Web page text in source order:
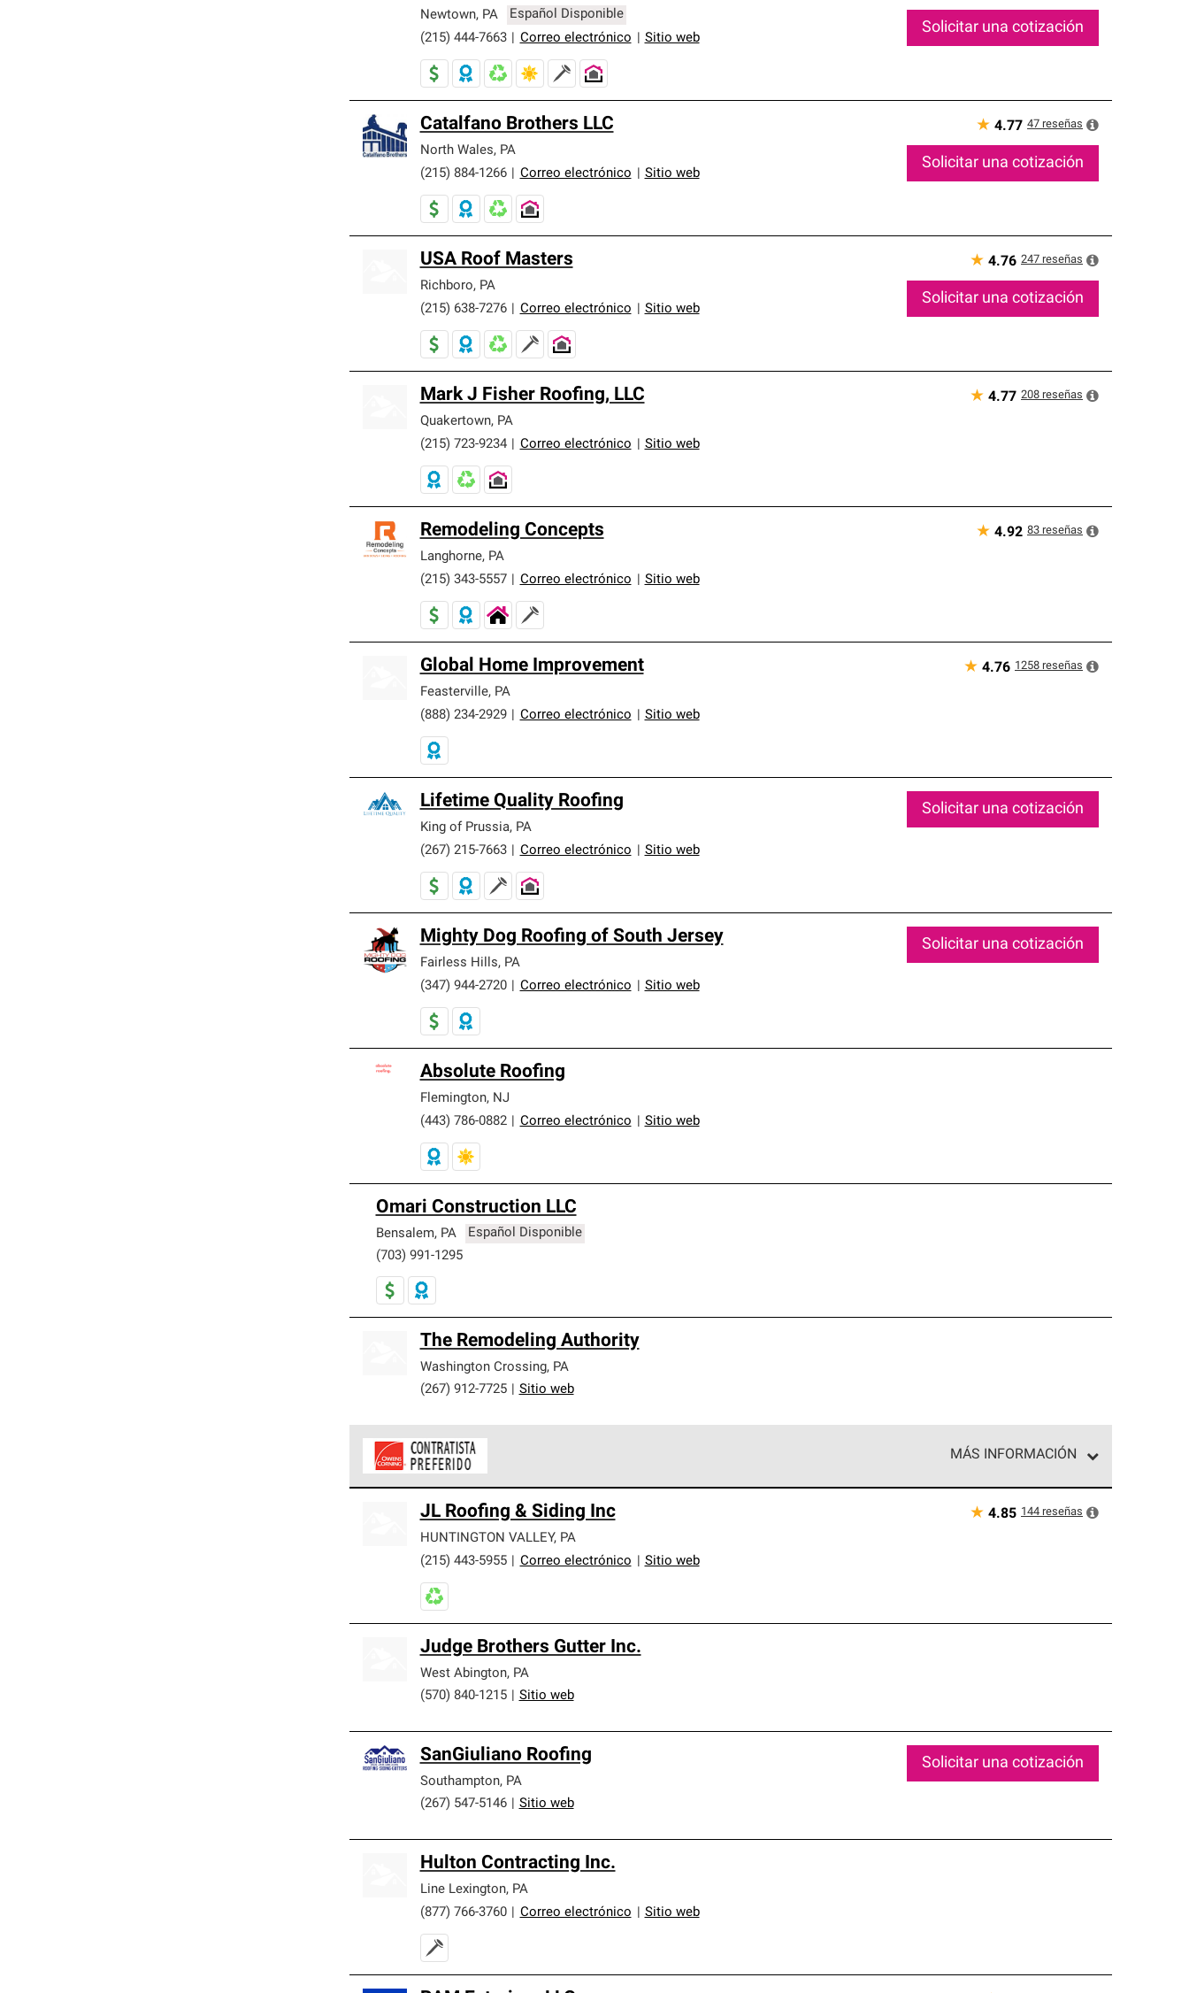
Newtown, PA
Español Disponible
(215) 444-7663
Correo electrónico Sitio web
Solicitar una cotización
Catalfano Brothers LLC
North Wales, PA
(215) 884-1266
Correo electrónico Sitio web
★ 4.77 47 reseñas
Solicitar una cotización
USA Roof Masters
Richboro, PA
(215) 638-7276
Correo electrónico Sitio web
★ 4.76 247 reseñas
Solicitar una cotización
Mark J Fisher Roofing, LLC
Quakertown, PA
(215) 723-9234
Correo electrónico Sitio web
★ 4.77 208 reseñas
Remodeling Concepts
Langhorne, PA
(215) 343-5557
Correo electrónico Sitio web
★ 4.92 83 reseñas
Global Home Improvement
Feasterville, PA
(888) 234-2929
Correo electrónico Sitio web
★ 4.76 1258 reseñas
Lifetime Quality Roofing
King of Prussia, PA
(267) 215-7663
Correo electrónico Sitio web
Solicitar una cotización
Mighty Dog Roofing of South Jersey
Fairless Hills, PA
(347) 944-2720
Correo electrónico Sitio web
Solicitar una cotización
Absolute Roofing
Flemington, NJ
(443) 786-0882
Correo electrónico Sitio web
Omari Construction LLC
Bensalem, PA
Español Disponible
(703) 991-1295
The Remodeling Authority
Washington Crossing, PA
(267) 912-7725
Sitio web
MÁS INFORMACIÓN
cumplen con altos estándares y requisitos estrictos de profesionalismo y confiabilidad.
JL Roofing & Siding Inc
HUNTINGTON VALLEY, PA
(215) 443-5955
Correo electrónico Sitio web
★ 4.85 144 reseñas
Judge Brothers Gutter Inc.
West Abington, PA
(570) 840-1215
Sitio web
SanGiuliano Roofing
Southampton, PA
(267) 547-5146
Sitio web
Solicitar una cotización
Hulton Contracting Inc.
Line Lexington, PA
(877) 766-3760
Correo electrónico Sitio web